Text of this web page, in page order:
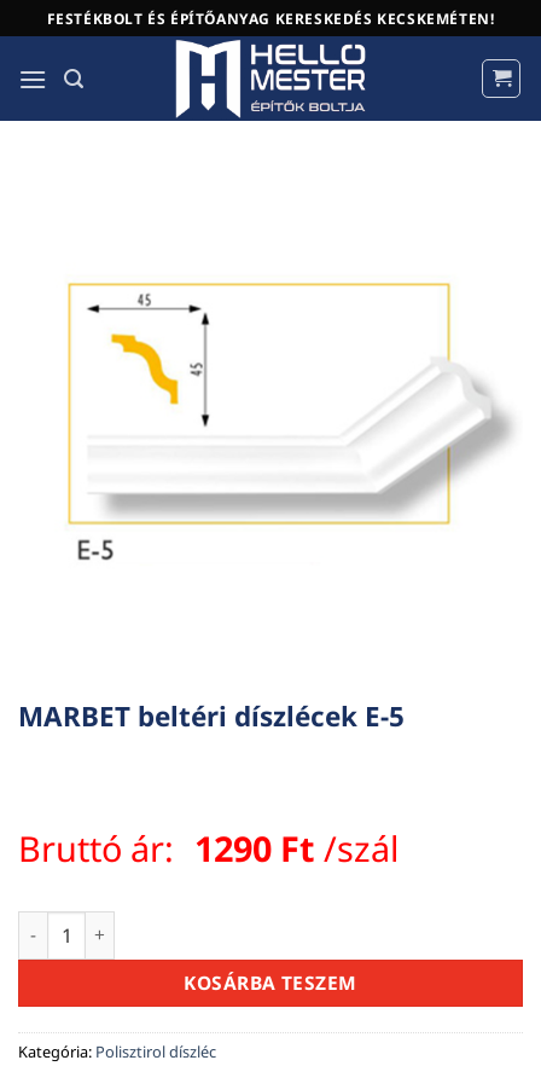
to
content
FESTÉKBOLT ÉS ÉPÍTŐANYAG KERESKEDÉS KECSKEMÉTEN!
MARBET beltéri díszlécek E-5
Bruttó ár: 1290 Ft /szál
MARBET beltéri díszlécek E-5 mennyiség
KOSÁRBA TESZEM
Kategória: Polisztirol díszléc